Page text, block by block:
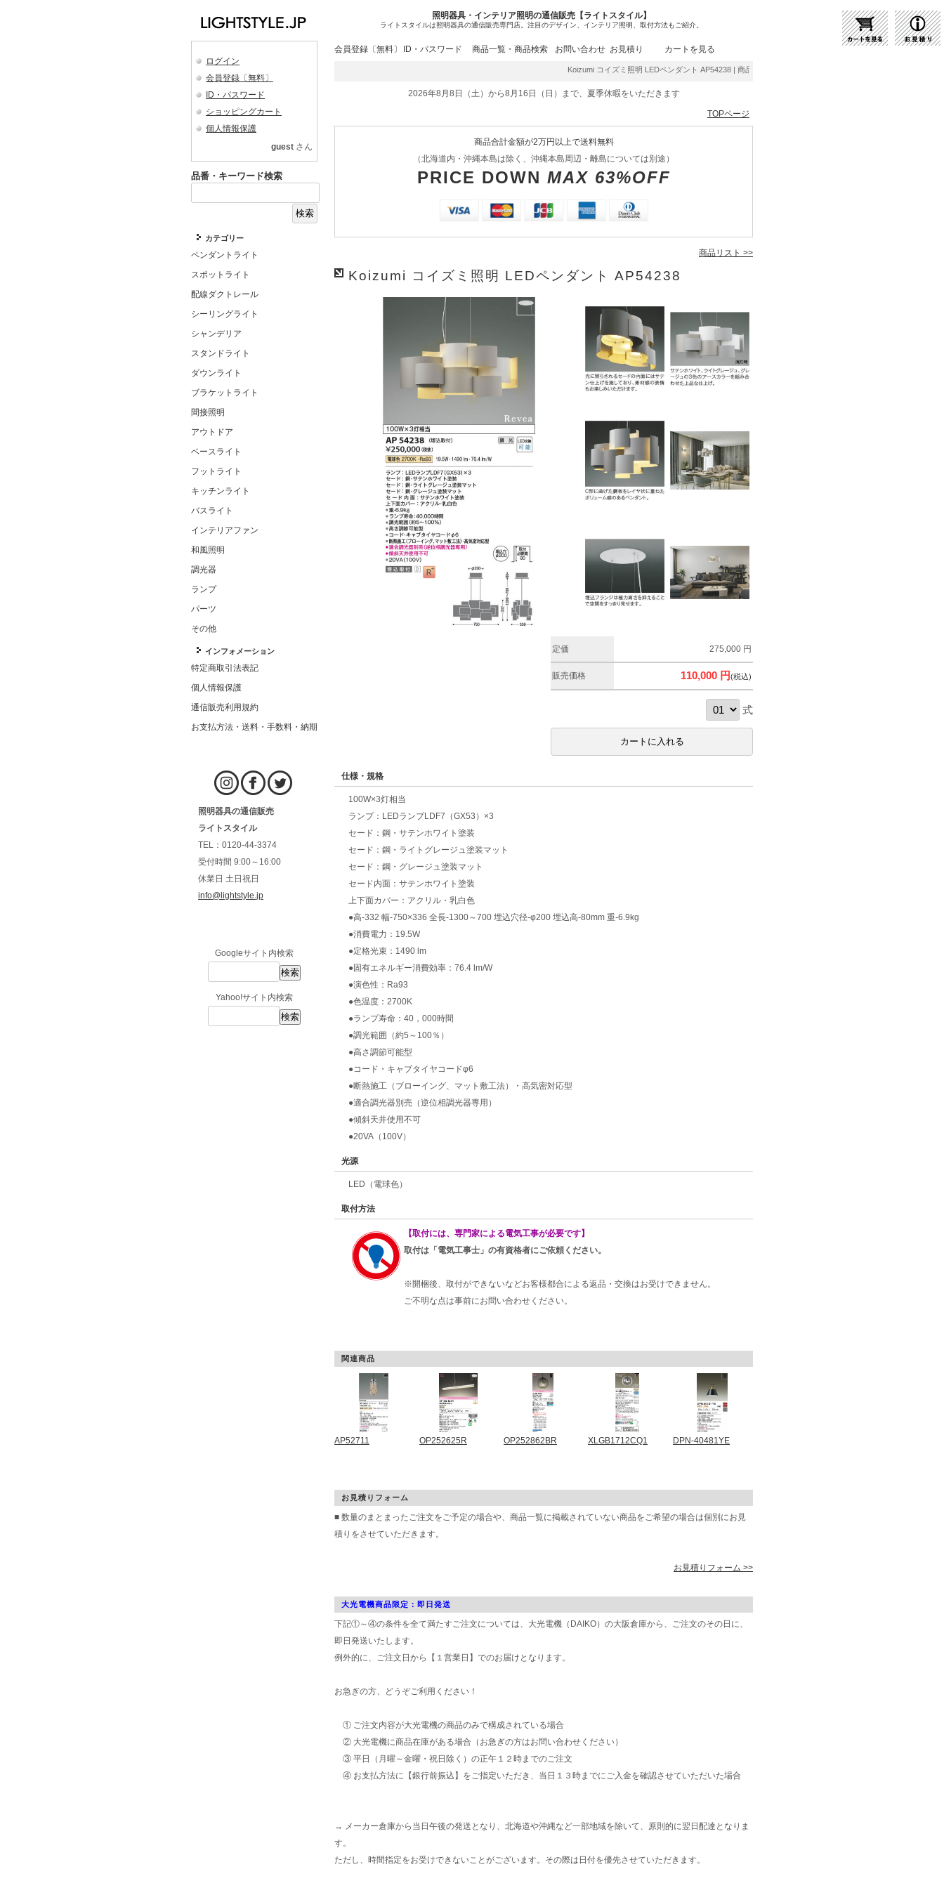
照明器具・インテリア照明の通信販売【ライトスタイル】
ライトスタイルは照明器具の通信販売専門店。注目のデザイン、インテリア照明、取付方法もご紹介。
ログイン
会員登録〔無料〕
ID・パスワード
ショッピングカート
個人情報保護
guest さん
品番・キーワード検索
カテゴリー
ペンダントライト
スポットライト
配線ダクトレール
シーリングライト
シャンデリア
スタンドライト
ダウンライト
ブラケットライト
間接照明
アウトドア
ベースライト
フットライト
キッチンライト
バスライト
インテリアファン
和風照明
調光器
ランプ
パーツ
その他
インフォメーション
特定商取引法表記
個人情報保護
通信販売利用規約
お支払方法・送料・手数料・納期
照明器具の通信販売
ライトスタイル
TEL：0120-44-3374
受付時間 9:00～16:00
休業日 土日祝日
info@lightstyle.jp
Googleサイト内検索
Yahoo!サイト内検索
会員登録〔無料〕 ID・パスワード 商品一覧・商品検索 お問い合わせ お見積り カートを見る
Koizumi コイズミ照明 LEDペンダント AP54238 | 商品紹介 | 照明器具の通販・インテリア照明の通信販売【ライ
2026年8月8日（土）から8月16日（日）まで、夏季休暇をいただきます
TOPページ
商品合計金額が2万円以上で送料無料
（北海道内・沖縄本島は除く、沖縄本島周辺・離島については別途）
PRICE DOWN MAX 63%OFF
商品リスト >>
Koizumi コイズミ照明 LEDペンダント AP54238
定価 275,000 円
販売価格 110,000 円(税込)
式
仕様・規格
100W×3灯相当
ランプ：LEDランプLDF7（GX53）×3
セード：鋼・サテンホワイト塗装
セード：鋼・ライトグレージュ塗装マット
セード：鋼・グレージュ塗装マット
セード内面：サテンホワイト塗装
上下面カバー：アクリル・乳白色
●高-332 幅-750×336 全長-1300～700 埋込穴径-φ200 埋込高-80mm 重-6.9kg
●消費電力：19.5W
●定格光束：1490 lm
●固有エネルギー消費効率：76.4 lm/W
●演色性：Ra93
●色温度：2700K
●ランプ寿命：40，000時間
●調光範囲（約5～100％）
●高さ調節可能型
●コード・キャブタイヤコードφ6
●断熱施工（ブローイング、マット敷工法）・高気密対応型
●適合調光器別売（逆位相調光器専用）
●傾斜天井使用不可
●20VA（100V）
光源
LED（電球色）
取付方法
【取付には、専門家による電気工事が必要です】
取付は「電気工事士」の有資格者にご依頼ください。
※開梱後、取付ができないなどお客様都合による返品・交換はお受けできません。
ご不明な点は事前にお問い合わせください。
関連商品
AP52711 OP252625R OP252862BR XLGB1712CQ1 DPN-40481YE
お見積りフォーム
■ 数量のまとまったご注文をご予定の場合や、商品一覧に掲載されていない商品をご希望の場合は個別にお見
積りをさせていただきます。
お見積りフォーム >>
大光電機商品限定：即日発送
下記①～④の条件を全て満たすご注文については、大光電機（DAIKO）の大阪倉庫から、ご注文のその日に、
即日発送いたします。
例外的に、ご注文日から【１営業日】でのお届けとなります。
お急ぎの方、どうぞご利用ください！
① ご注文内容が大光電機の商品のみで構成されている場合
② 大光電機に商品在庫がある場合（お急ぎの方はお問い合わせください）
③ 平日（月曜～金曜・祝日除く）の正午１２時までのご注文
④ お支払方法に【銀行前振込】をご指定いただき、当日１３時までにご入金を確認させていただいた場合
→ メーカー倉庫から当日午後の発送となり、北海道や沖縄など一部地域を除いて、原則的に翌日配達となりま
す。
ただし、時間指定をお受けできないことがございます。その際は日付を優先させていただきます。